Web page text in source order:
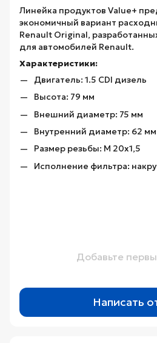
Линейка продуктов Value+
экономичный вариант
Renault Original,
для автомобилей Renault.
Характеристики:
Двигатель: 1.5 CDI дизель
Высота: 79 мм
Внешний диаметр: 75 мм
Внутренний диаметр: 62 мм
Размер резьбы: M 20x1,5
Исполнение фильтра:
Добавьте
Написать